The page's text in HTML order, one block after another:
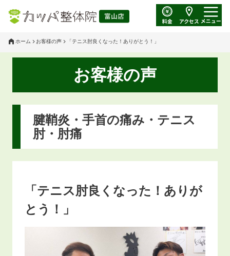
ホーム お客様の声 「テニス肘良くなった！ありがとう！」
お客様の声
腱鞘炎・手首の痛み・テニス
肘・肘痛
「テニス肘良くなった！ありが
とう！」